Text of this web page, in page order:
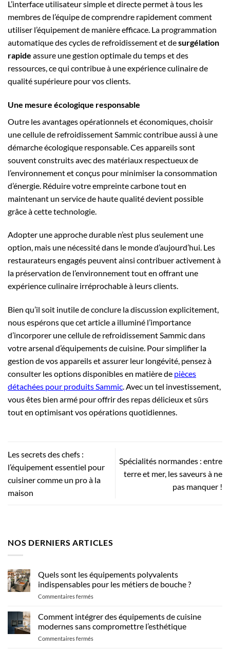
L’interface utilisateur simple et directe permet à tous les
membres de l’équipe de comprendre rapidement comment
utiliser l’équipement de manière efficace. La programmation
automatique des cycles de refroidissement et desurgélation
rapide assure une gestion optimale du temps et des
ressources, ce qui contribue à une expérience culinaire de
qualité supérieure pour vos clients.
Une mesure écologique responsable
Outre les avantages opérationnels et économiques, choisir
une cellule de refroidissement Sammic contribue aussi à une
démarche écologique responsable. Ces appareils sont
souvent construits avec des matériaux respectueux de
l’environnement et conçus pour minimiser la consommation
d’énergie. Réduire votre empreinte carbone tout en
maintenant un service de haute qualité devient possible
grâce à cette technologie.
Adopter une approche durable n’est plus seulement une
option, mais une nécessité dans le monde d’aujourd’hui. Les
restaurateurs engagés peuvent ainsi contribuer activement à
la préservation de l’environnement tout en offrant une
expérience culinaire irréprochable à leurs clients.
Bien qu’il soit inutile de conclure la discussion explicitement,
nous espérons que cet article a illuminé l’importance
d’incorporer une cellule de refroidissement Sammic dans
votre arsenal d’équipements de cuisine. Pour simplifier la
gestion de vos appareils et assurer leur longévité, pensez à
consulter les options disponibles en matière de pièces
détachées pour produits Sammic. Avec un tel investissement,
vous êtes bien armé pour offrir des repas délicieux et sûrs
tout en optimisant vos opérations quotidiennes.
Les secrets des chefs :
l’équipement essentiel pour
cuisiner comme un pro à la
maison
Spécialités normandes : entre
terre et mer, les saveurs à ne
pas manquer !
NOS DERNIERS ARTICLES
Quels sont les équipements polyvalents
indispensables pour les métiers de bouche ?
Commentaires ferméssur
les
équipements
polyvalents
Comment intégrer des équipements de cuisine
modernes sans compromettre l’esthétique
Commentaires ferméssur